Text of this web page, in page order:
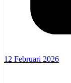
12 Februari 2026